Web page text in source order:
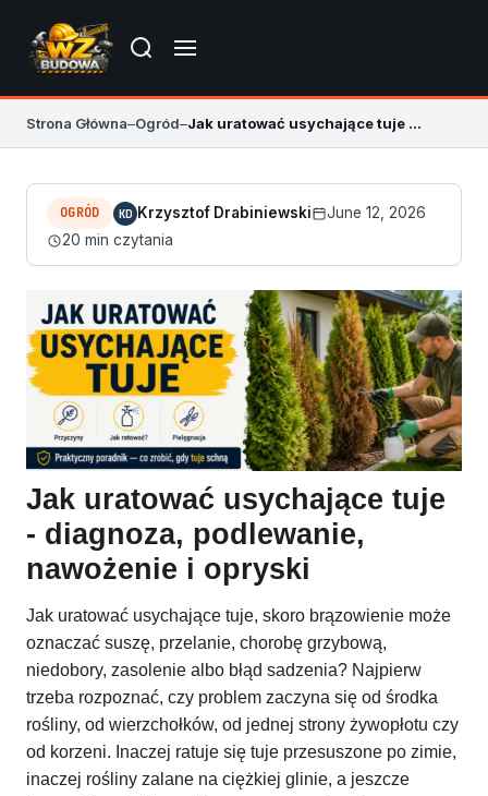
Strona Główna–Ogród– Jak uratować usychające tuje – przyczyny i ratunek
OGRÓD KD Krzysztof Drabiniewski
June 12, 2026
20 min czytania
Jak uratować usychające tuje
- diagnoza, podlewanie,
nawożenie i opryski
Jak uratować usychające tuje, skoro brązowienie może
oznaczać suszę, przelanie, chorobę grzybową,
niedobory, zasolenie albo błąd sadzenia? Najpierw
trzeba rozpoznać, czy problem zaczyna się od środka
rośliny, od wierzchołków, od jednej strony żywopłotu czy
od korzeni. Inaczej ratuje się tuje przesuszone po zimie,
inaczej rośliny zalane na ciężkiej glinie, a jeszcze